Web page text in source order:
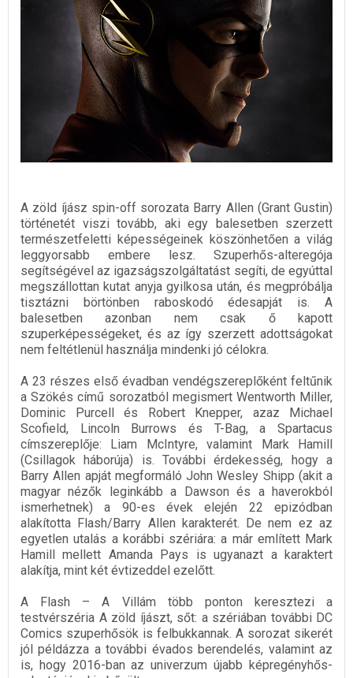
A zöld íjász spin-off sorozata Barry Allen (Grant Gustin)
történetét viszi tovább, aki egy balesetben szerzett
természetfeletti képességeinek köszönhetően a világ
leggyorsabb embere lesz. Szuperhős-alteregója
segítségével az igazságszolgáltatást segíti, de egyúttal
megszállottan kutat anyja gyilkosa után, és megpróbálja
tisztázni börtönben raboskodó édesapját is. A
balesetben azonban nem csak ő kapott
szuperképességeket, és az így szerzett adottságokat
nem feltétlenül használja mindenki jó célokra.
A 23 részes első évadban vendégszereplőként feltűnik
a Szökés című sorozatból megismert Wentworth Miller,
Dominic Purcell és Robert Knepper, azaz Michael
Scofield, Lincoln Burrows és T-Bag, a Spartacus
címszereplője: Liam McIntyre, valamint Mark Hamill
(Csillagok háborúja) is. További érdekesség, hogy a
Barry Allen apját megformáló John Wesley Shipp (akit a
magyar nézők leginkább a Dawson és a haverokból
ismerhetnek) a 90-es évek elején 22 epizódban
alakította Flash/Barry Allen karakterét. De nem ez az
egyetlen utalás a korábbi szériára: a már említett Mark
Hamill mellett Amanda Pays is ugyanazt a karaktert
alakítja, mint két évtizeddel ezelőtt.
A Flash – A Villám több ponton keresztezi a
testvérszéria A zöld íjászt, sőt: a szériában további DC
Comics szuperhősök is felbukkannak. A sorozat sikerét
jól példázza a további évados berendelés, valamint az
is, hogy 2016-ban az univerzum újabb képregényhős-